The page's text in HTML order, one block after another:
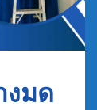
งมด